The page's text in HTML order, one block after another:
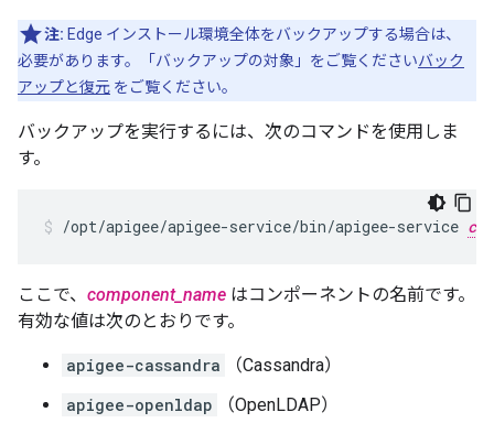
注: Edge インストール環境全体をバックアップする場合は、
必要があります。「バックアップの対象」をご覧くださいバック
アップと復元 をご覧ください。
バックアップを実行するには、次のコマンドを使用しま
す。
/opt/apigee/apigee-service/bin/apigee-service
ここで、 component_name はコンポーネントの名前です。
有効な値は次のとおりです。
apigee-cassandra
（Cassandra）
apigee-openldap
（OpenLDAP）